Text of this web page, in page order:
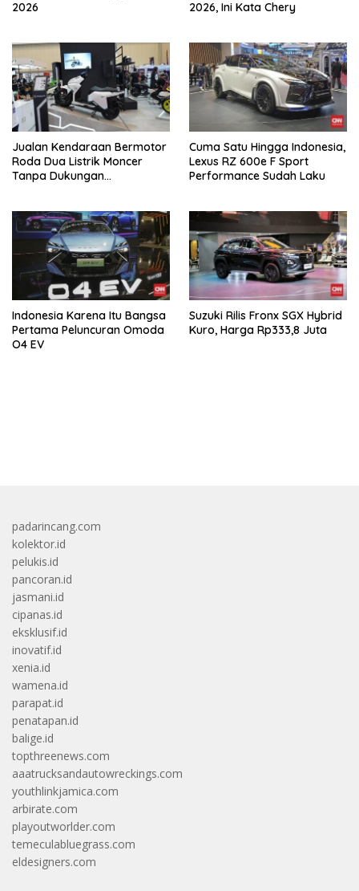
2026
2026, Ini Kata Chery
Jualan Kendaraan Bermotor
Roda Dua Listrik Moncer
Tanpa Dukungan
Cuma Satu Hingga Indonesia,
Lexus RZ 600e F Sport
Performance Sudah Laku
Indonesia Karena Itu Bangsa
Pertama Peluncuran Omoda
O4 EV
Suzuki Rilis Fronx SGX Hybrid
Kuro, Harga Rp333,8 Juta
padarincang.com
kolektor.id
pelukis.id
pancoran.id
jasmani.id
cipanas.id
eksklusif.id
inovatif.id
xenia.id
wamena.id
parapat.id
penatapan.id
balige.id
topthreenews.com
aaatrucksandautowreckings.com
youthlinkjamica.com
arbirate.com
playoutworlder.com
temeculabluegrass.com
eldesigners.com